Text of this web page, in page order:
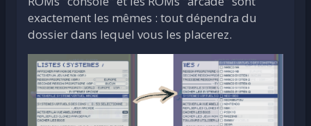
exactement les mêmes : tout dépendra du
dossier dans lequel vous les placerez.